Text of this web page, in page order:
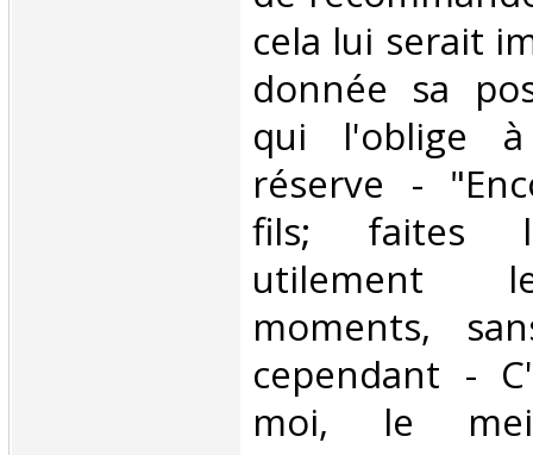
cela lui serait
donnée sa
qui l'oblige
réserve -
fils; faites
utilement
moments,
cependant -
moi, le